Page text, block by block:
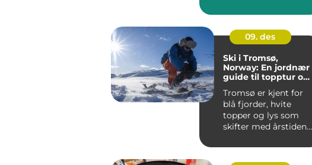
spennende og
krevende. M...
09. des
Ski i Tromsø,
Norway: En jordnær
guide til topptur og
Tromsø er kjent for
blå fjorder, hvite
topper og lys som
skifter med årstidene.